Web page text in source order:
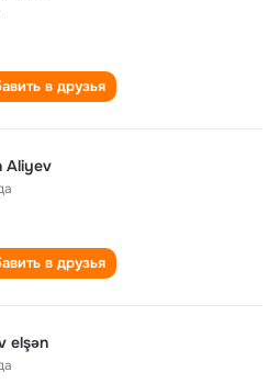
в друзья
Elşən Aliyev
в друзья
elşən